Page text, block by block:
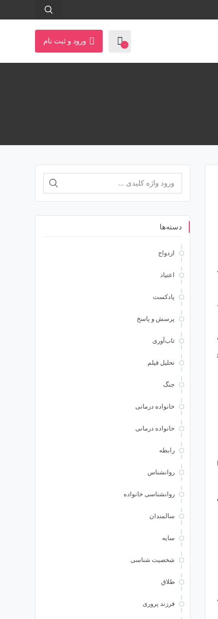
۰ ورود و ثبت نام
جستجو
دسته‌ها
ازدواج
اعتیاد
پادکست
پرسش و پاسخ
تاب‌آوری
تحلیل فیلم
جنگ
خانواده درمانی
خانواده درمانی
رابطه
روانشناس
روانشناسی خانواده
سالمندان
سایه
شخصیت شناسی
طلاق
فرزند پروری